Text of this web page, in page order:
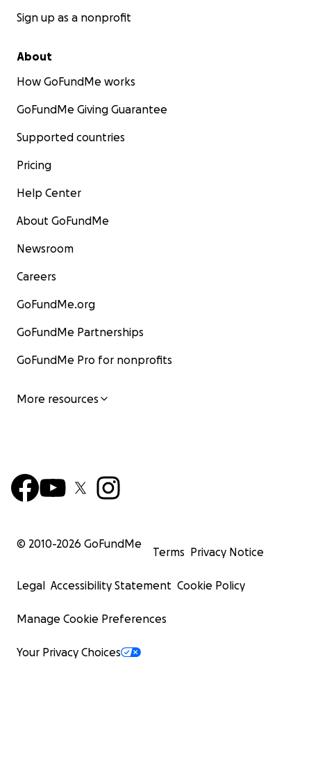
Sign up as a nonprofit
About
How GoFundMe works
GoFundMe Giving Guarantee
Supported countries
Pricing
Help Center
About GoFundMe
Newsroom
Careers
GoFundMe.org
GoFundMe Partnerships
GoFundMe Pro for nonprofits
More resources
© 2010-2026 GoFundMe
Terms Privacy Notice
Legal Accessibility Statement Cookie Policy
Manage Cookie Preferences
Your Privacy Choices